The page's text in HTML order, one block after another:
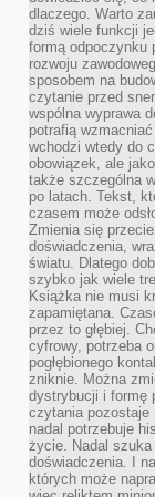
dlaczego. Warto
dziś wiele funkcji
formą odpoczynku
rozwoju
sposobem na
czytanie przed
wspólna wyprawa
potrafią
wchodzi wtedy do
obowiązek, ale
także szczególna
po latach. Tekst,
czasem może
Zmienia się
doświadczenia,
światu. Dlatego
szybko jak wiele
Książka nie musi
zapamiętana.
przez to głębiej.
cyfrowy, potrzeba
pogłębionego
zniknie. Można
dystrybucji i formę
czytania pozostaje
nadal potrzebuje
życie. Nadal szuka
doświadczenia. I
których może